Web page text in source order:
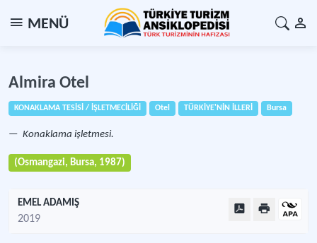
MENÜ
Almira Otel
KONAKLAMA TESİSİ / İŞLETMECİLİĞİ Otel TÜRKİYE'NİN İLLERİ Bursa
Konaklama işletmesi.
(Osmangazi, Bursa, 1987)
EMEL ADAMIŞ
2019